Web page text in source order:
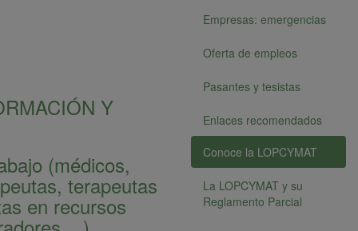
Y
(médicos,
terapeutas
en recursos
Empresas: emergencias
Oferta de empleos
Pasantes y tesistas
Enlaces recomendados
Conoce la LOPCYMAT
La LOPCYMAT y su
Reglamento Parcial